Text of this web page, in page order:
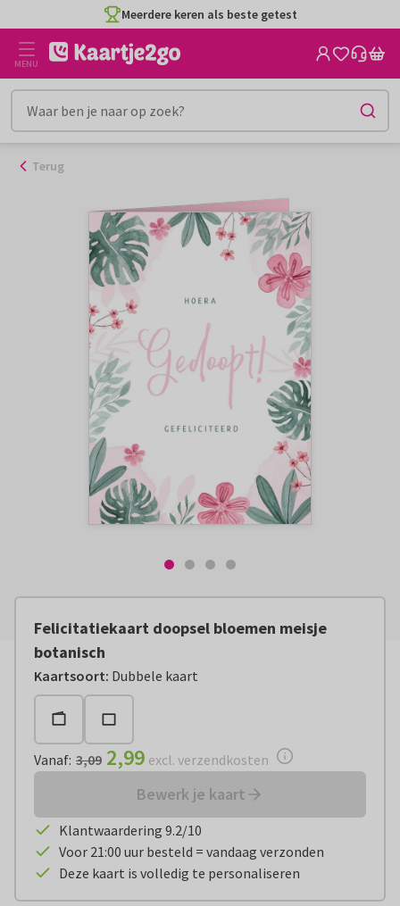
naar
inhoud
Meerdere keren als beste getest
MENU
Terug
Felicitatiekaart doopsel bloemen meisje
botanisch
Kaartsoort: Dubbele kaart
Vanaf: € 2,99 excl. verzendkosten
Vanaf: 3,09 2,99 excl. verzendkosten
Bewerk je kaart
Klantwaardering 9.2/10
Voor 21:00 uur besteld = vandaag verzonden
Deze kaart is volledig te personaliseren